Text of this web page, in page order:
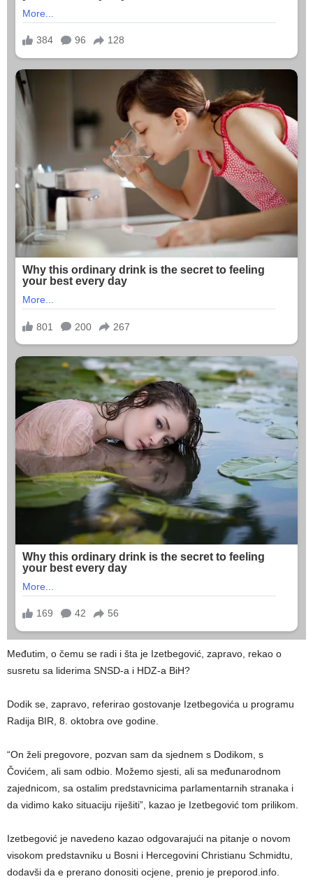
Međutim, o čemu se radi i šta je Izetbegović, zapravo, rekao o
susretu sa liderima SNSD-a i HDZ-a BiH?
Dodik se, zapravo, referirao gostovanje Izetbegovića u programu
Radija BIR, 8. oktobra ove godine.
“On želi pregovore, pozvan sam da sjednem s Dodikom, s
Čovićem, ali sam odbio. Možemo sjesti, ali sa međunarodnom
zajednicom, sa ostalim predstavnicima parlamentarnih stranaka i
da vidimo kako situaciju riješiti”, kazao je Izetbegović tom prilikom.
Izetbegović je navedeno kazao odgovarajući na pitanje o novom
visokom predstavniku u Bosni i Hercegovini Christianu Schmidtu,
dodavši da e prerano donositi ocjene, prenio je preporod.info.